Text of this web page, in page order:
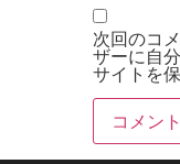
次回のコ
ザーに自
サイトを保